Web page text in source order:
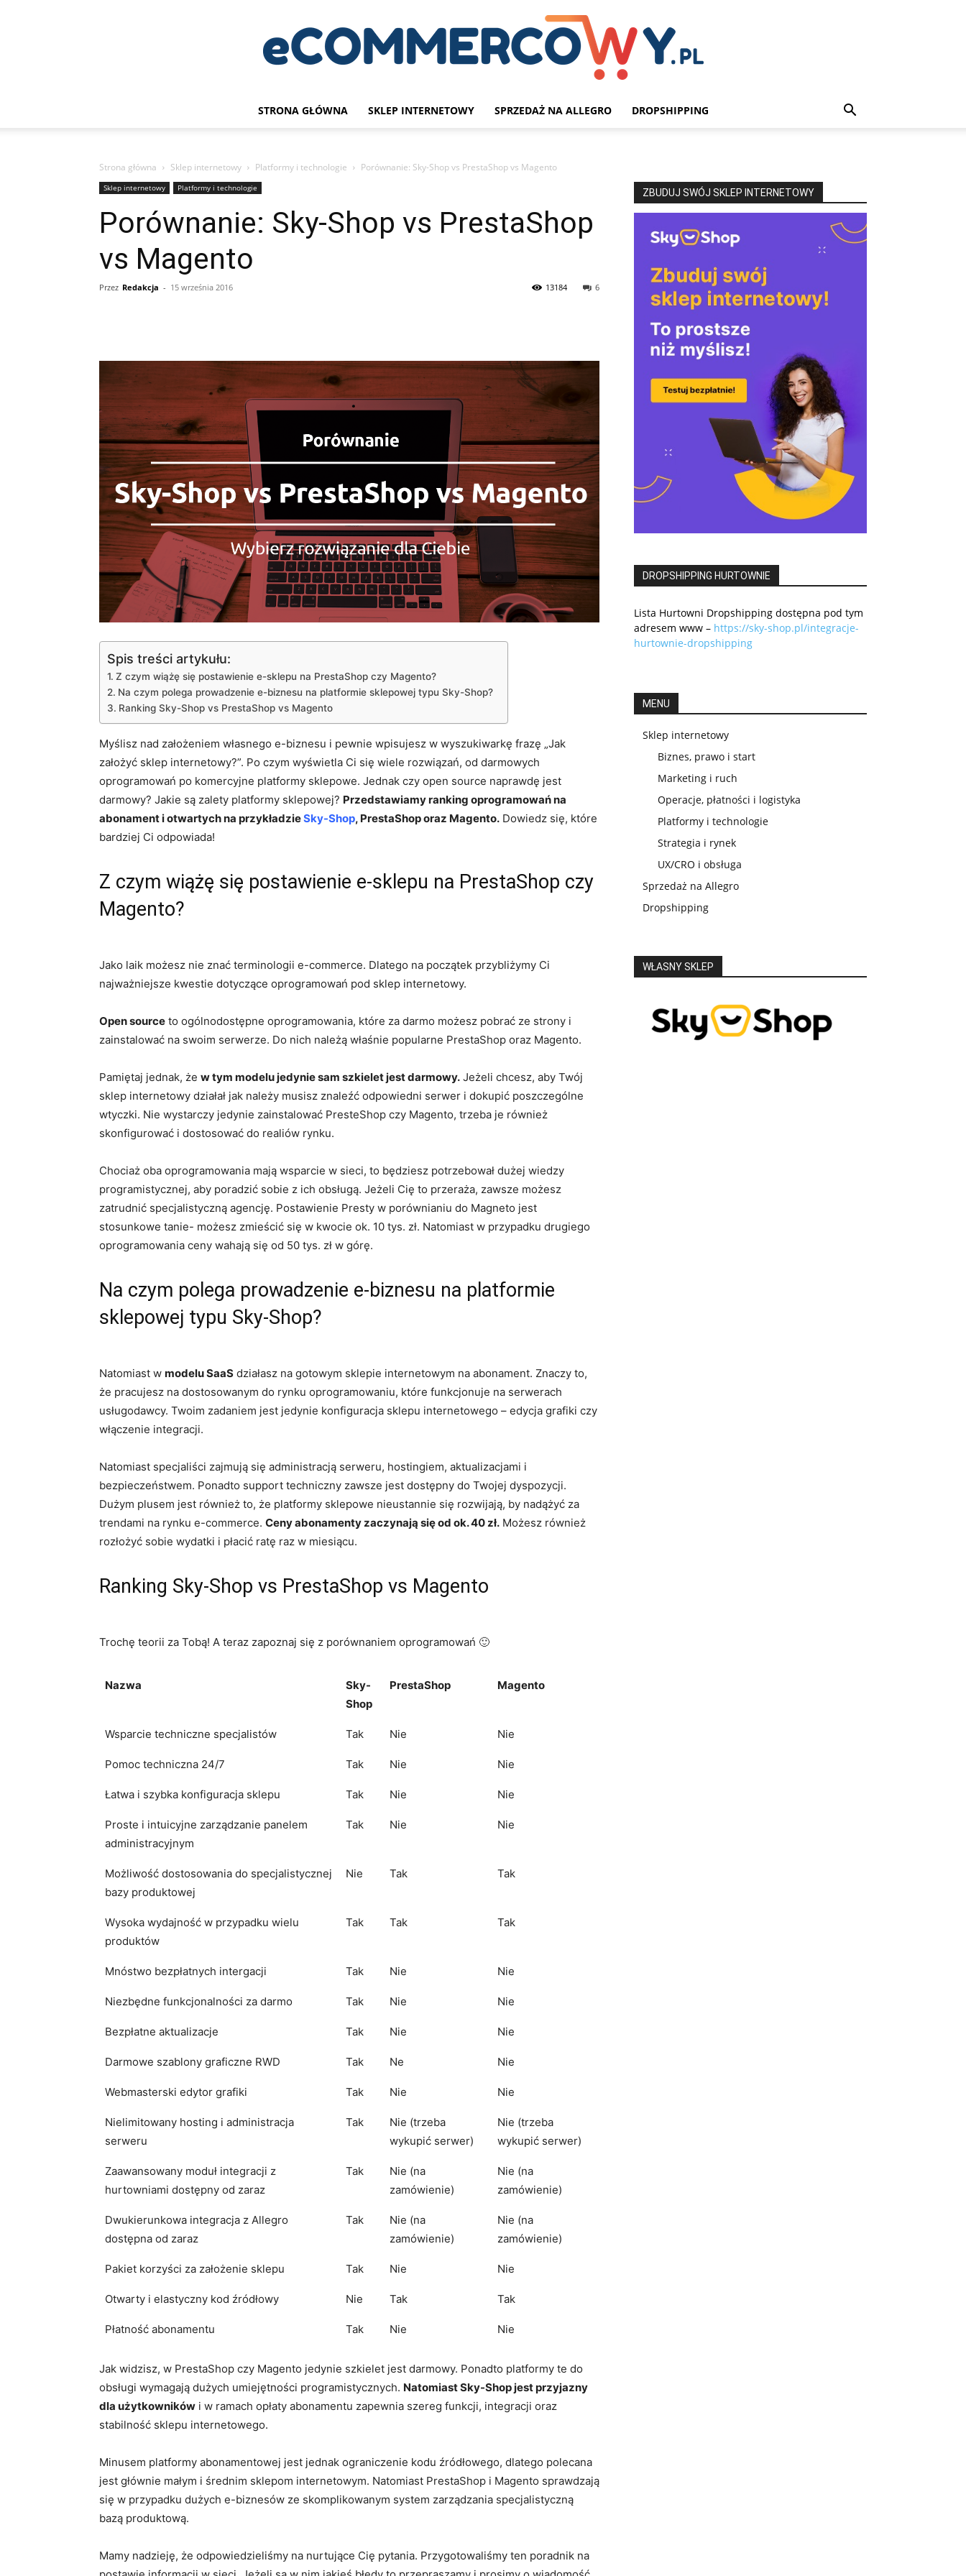
e-
eCommercowy.pl
STRONA GŁÓWNA SKLEP INTERNETOWY SPRZEDAŻ NA ALLEGRO DROPSHIPPING
Strona główna Sklep internetowy Platformy i technologie Porównanie: Sky-Shop vs PrestaShop vs Magento
Sklep internetowy Platformy i technologie
Porównanie: Sky-Shop vs PrestaShop
vs Magento
Przez Redakcja - 15 września 2016 6
13184
Spis treści artykułu:
Z czym wiążę się postawienie e-sklepu na PrestaShop czy Magento?
Na czym polega prowadzenie e-biznesu na platformie sklepowej typu Sky-Shop?
Ranking Sky-Shop vs PrestaShop vs Magento
Myślisz nad założeniem własnego e-biznesu i pewnie wpisujesz w wyszukiwarkę frazę „Jak
założyć sklep internetowy?”. Po czym wyświetla Ci się wiele rozwiązań, od darmowych
oprogramowań po komercyjne platformy sklepowe. Jednak czy open source naprawdę jest
darmowy? Jakie są zalety platformy sklepowej? Przedstawiamy ranking oprogramowań na
abonament i otwartych na przykładzieSky-Shop, PrestaShop oraz Magento. Dowiedz się, które
bardziej Ci odpowiada!
Z czym wiążę się postawienie e-sklepu na PrestaShop czy
Magento?
Jako laik możesz nie znać terminologii e-commerce. Dlatego na początek przybliżymy Ci
najważniejsze kwestie dotyczące oprogramowań pod sklep internetowy.
Open source to ogólnodostępne oprogramowania, które za darmo możesz pobrać ze strony i
zainstalować na swoim serwerze. Do nich należą właśnie popularne PrestaShop oraz Magento.
Pamiętaj jednak, że w tym modelu jedynie sam szkielet jest darmowy. Jeżeli chcesz, aby Twój
sklep internetowy działał jak należy musisz znaleźć odpowiedni serwer i dokupić poszczególne
wtyczki. Nie wystarczy jedynie zainstalować PresteShop czy Magento, trzeba je również
skonfigurować i dostosować do realiów rynku.
Chociaż oba oprogramowania mają wsparcie w sieci, to będziesz potrzebował dużej wiedzy
programistycznej, aby poradzić sobie z ich obsługą. Jeżeli Cię to przeraża, zawsze możesz
zatrudnić specjalistyczną agencję. Postawienie Presty w porównianiu do Magneto jest
stosunkowe tanie- możesz zmieścić się w kwocie ok. 10 tys. zł. Natomiast w przypadku drugiego
oprogramowania ceny wahają się od 50 tys. zł w górę.
Na czym polega prowadzenie e-biznesu na platformie
sklepowej typu Sky-Shop?
Natomiast w modelu SaaS działasz na gotowym sklepie internetowym na abonament. Znaczy to,
że pracujesz na dostosowanym do rynku oprogramowaniu, które funkcjonuje na serwerach
usługodawcy. Twoim zadaniem jest jedynie konfiguracja sklepu internetowego – edycja grafiki czy
włączenie integracji.
Natomiast specjaliści zajmują się administracją serweru, hostingiem, aktualizacjami i
bezpieczeństwem. Ponadto support techniczny zawsze jest dostępny do Twojej dyspozycji.
Dużym plusem jest również to, że platformy sklepowe nieustannie się rozwijają, by nadążyć za
trendami na rynku e-commerce. Ceny abonamenty zaczynają się od ok. 40 zł. Możesz również
rozłożyć sobie wydatki i płacić ratę raz w miesiącu.
Ranking Sky-Shop vs PrestaShop vs Magento
Trochę teorii za Tobą! A teraz zapoznaj się z porównaniem oprogramowań 🙂
Nazwa
Sky-
Shop
PrestaShop Magento
Wsparcie techniczne specjalistów Tak Nie Nie
Pomoc techniczna 24/7 Tak Nie Nie
Łatwa i szybka konfiguracja sklepu Tak Nie Nie
Proste i intuicyjne zarządzanie panelem
administracyjnym
Tak Nie Nie
Możliwość dostosowania do specjalistycznej
bazy produktowej
Nie Tak Tak
Wysoka wydajność w przypadku wielu
produktów
Tak Tak Tak
Mnóstwo bezpłatnych intergacji Tak Nie Nie
Niezbędne funkcjonalności za darmo Tak Nie Nie
Bezpłatne aktualizacje Tak Nie Nie
Darmowe szablony graficzne RWD Tak Ne Nie
Webmasterski edytor grafiki Tak Nie Nie
Nielimitowany hosting i administracja
serweru
Tak
Nie (trzeba
wykupić serwer)
Nie (trzeba
wykupić serwer)
Zaawansowany moduł integracji z
hurtowniami dostępny od zaraz
Tak
Nie (na
zamówienie)
Nie (na
zamówienie)
Dwukierunkowa integracja z Allegro
dostępna od zaraz
Tak
Nie (na
zamówienie)
Nie (na
zamówienie)
Pakiet korzyści za założenie sklepu Tak Nie Nie
Otwarty i elastyczny kod źródłowy Nie Tak Tak
Płatność abonamentu Tak Nie Nie
Jak widzisz, w PrestaShop czy Magento jedynie szkielet jest darmowy. Ponadto platformy te do
obsługi wymagają dużych umiejętności programistycznych. Natomiast Sky-Shop jest przyjazny
dla użytkowników i w ramach opłaty abonamentu zapewnia szereg funkcji, integracji oraz
stabilność sklepu internetowego.
Minusem platformy abonamentowej jest jednak ograniczenie kodu źródłowego, dlatego polecana
jest głównie małym i średnim sklepom internetowym. Natomiast PrestaShop i Magento sprawdzają
się w przypadku dużych e-biznesów ze skomplikowanym system zarządzania specjalistyczną
bazą produktową.
Mamy nadzieję, że odpowiedzieliśmy na nurtujące Cię pytania. Przygotowaliśmy ten poradnik na
ZBUDUJ SWÓJ SKLEP INTERNETOWY
DROPSHIPPING HURTOWNIE
Lista Hurtowni Dropshipping dostępna pod tym
adresem www – https://sky-shop.pl/integracje-
hurtownie-dropshipping
MENU
Sklep internetowy
Biznes, prawo i start
Marketing i ruch
Operacje, płatności i logistyka
Platformy i technologie
Strategia i rynek
UX/CRO i obsługa
Sprzedaż na Allegro
Dropshipping
WŁASNY SKLEP